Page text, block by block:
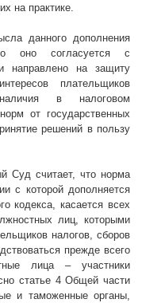
на практике.
данного дополнения
оно согласуется с
направлено на защиту
плательщиков
в налоговом
от государственных
решений в пользу
Суд считает, что норма
с которой дополняется
кодекса, касается всех
лиц, которыми
налогов, сборов
прежде всего
лица – участники
статье 4 Общей части
и таможенные органы,